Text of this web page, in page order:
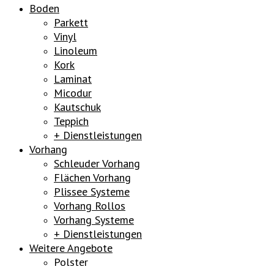
Boden
Parkett
Vinyl
Linoleum
Kork
Laminat
Micodur
Kautschuk
Teppich
+ Dienstleistungen
Vorhang
Schleuder Vorhang
Flächen Vorhang
Plissee Systeme
Vorhang Rollos
Vorhang Systeme
+ Dienstleistungen
Weitere Angebote
Polster